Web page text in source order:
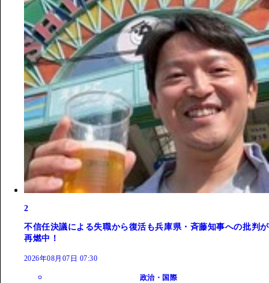
2
不信任決議による失職から復活も兵庫県・斉藤知事への批判が
再燃中！
2026年08月07日 07:30
政治・国際